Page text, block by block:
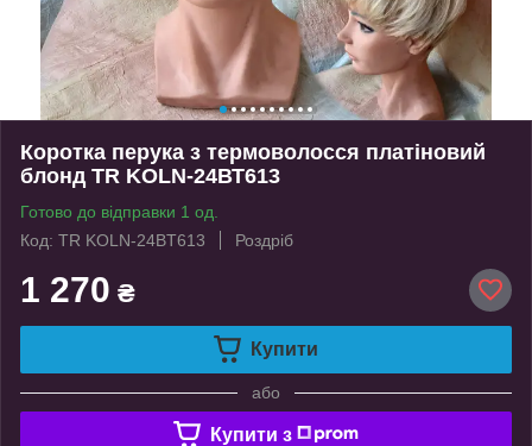
Коротка перука з термоволосся платіновий
блонд TR KOLN-24ВТ613
Готово до відправки 1 од.
Код: TR KOLN-24BТ613
Роздріб
1 270 ₴
Купити
або
Купити з